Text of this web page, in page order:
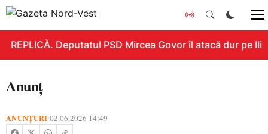
REPLICĂ. Deputatul PSD Mircea Govor îl atacă dur pe
Anunț
ANUNȚURI•02.06.2026 14:49